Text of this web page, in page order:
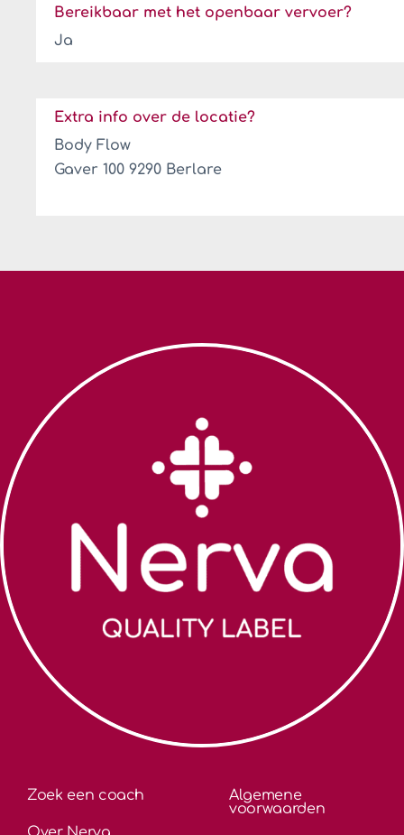
Bereikbaar met het openbaar vervoer?
Ja
Extra info over de locatie?
Body Flow
Gaver 100 9290 Berlare
Zoek een coach
Algemene
voorwaarden